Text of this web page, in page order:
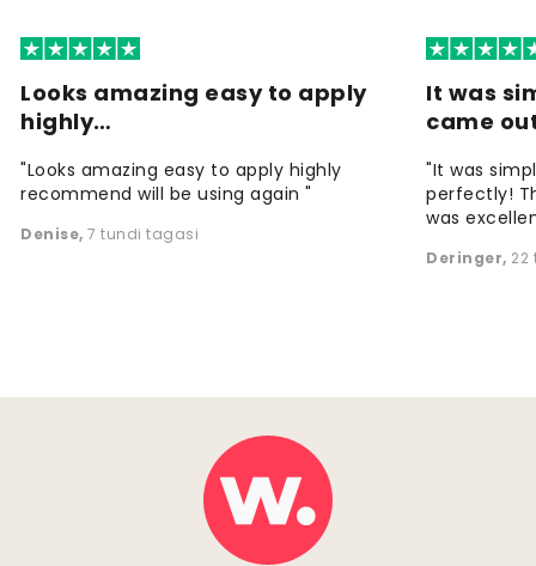
Looks amazing easy to apply
highly…
"Looks amazing easy to apply highly
recommend will be using again "
Denise, 7 tundi tagasi
It was
came
"It was
perfectly!
was
Deringer, 22